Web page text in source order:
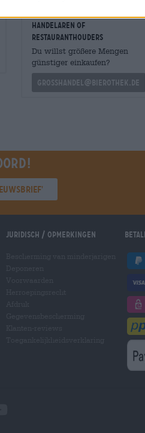
handelaren of
restauranthouders
Du willst größere Mengen
günstiger einkaufen?
grosshandel@bierothek.de
Juridisch / Opmerkingen